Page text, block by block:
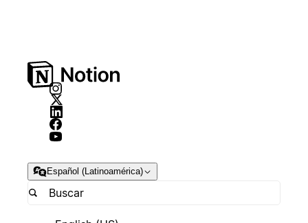
Español (Latinoamérica)